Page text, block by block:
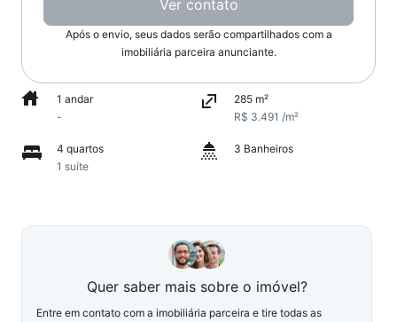
Ver contato
Após o envio, seus dados serão compartilhados com a
imobiliária parceira anunciante.
1 andar
-
285 m²
R$ 3.491 /m²
4 quartos
1 suíte
3 Banheiros
Quer saber mais sobre o imóvel?
Entre em contato com a imobiliária parceira e tire todas as